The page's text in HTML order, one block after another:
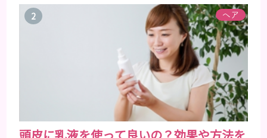
にツヤがあった男性も、いつのまにか髪がチリチリ
でペタンとするようになったと感じる人もいるでし
ょう。特に大人の男性としての魅力が出てくる40代
以降の男性に悩んでいる人が多い傾向があります。
髪が生え変わるサイクルは、年齢と共に乱れていき
ます。髪が太くならないま...
ヘア
頭皮に乳液を使って良いの？効果や方法を